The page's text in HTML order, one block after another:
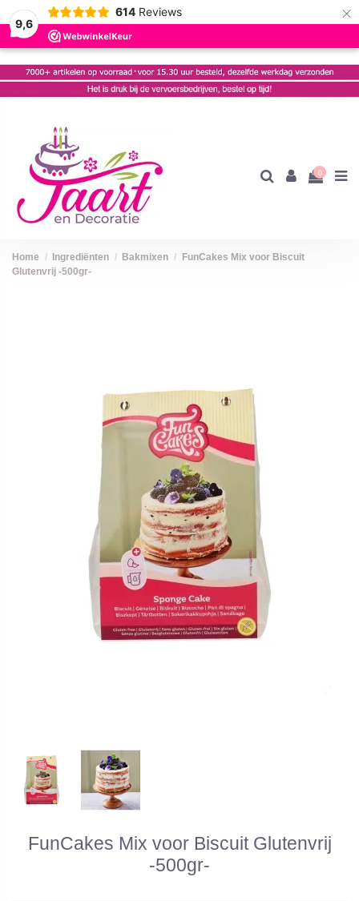
9,6
614 Reviews ×
0
Home Ingrediënten Bakmixen
FunCakes Mix voor Biscuit
Glutenvrij -500gr-
FunCakes Mix voor Biscuit Glutenvrij
-500gr-